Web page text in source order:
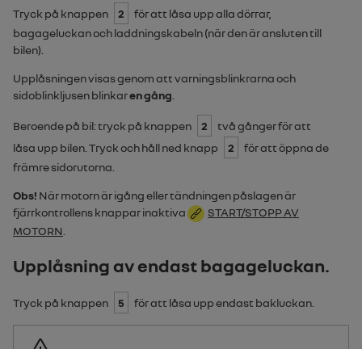
Tryck på knappen 2
för att låsa upp alla dörrar,
bagageluckan och laddningskabeln (när den är ansluten till
bilen).
Upplåsningen visas genom att varningsblinkrarna och
sidoblinkljusen blinkaren gång
Beroende på bil: tryck på knappen 2
två gånger för att
låsa upp bilen. Tryck och håll ned knapp
2
för att öppna de
främre sidorutorna.
Obs! När motorn är igång eller tändningen påslagen är
fjärrkontrollens knappar inaktiva
START/STOPP AV
MOTORN
Upplåsning av endast bagageluckan.
Tryck på knappen 5 för att låsa upp endast bakluckan.